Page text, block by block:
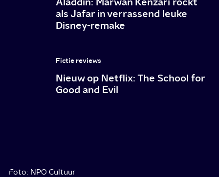
als Jafar in verrassend leuke
Disney-remake
Fictie reviews
Nieuw op Netflix: The School for
Good and Evil
Foto: NPO Cultuur